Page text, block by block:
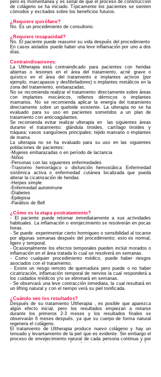
pero es momentánea y es señal de que el proceso de construcción
de colágeno se ha iniciado. Típicamente los pacientes se sienten
cómodos y excitados sobre los beneficios futuros.
¿Requiere quirófano?
No. Es un procedimiento de consultorio.
¿Requiere incapacidad?
No. El paciente puede reasumir su vida después del procedimiento
En casos aislados puede haber una leve inflamación por uno a dos
días.
Contraindicaciones:
La Ultherapia está contraindicado para pacientes con heridas
abiertas o lesiones en el área del tratamiento, acné grave o
quístico en el área del tratamiento e implantes activos (por
ejemplo, marcapasos y desfibriladores) o implantes metálicos en la
zona del tratamiento, embarazadas,
No se recomienda realizar el tratamiento directamente sobre áreas
con implantes mecánicos, rellenos dérmicos o implantes
mamarios. No se recomienda aplicar la energía del tratamiento
directamente sobre un queloide existente. La ulterapia no se ha
evaluado para su uso en pacientes sometidos a un plan de
tratamiento con anticoagulantes.
Se recomienda evitar realizar ulterapia en las siguientes áreas
durante el tratamiento: glándula tiroides, cartílago tiroides y
tráquea; vasos sanguíneos principales; tejido mamario o implantes
de mama.
La ulterapia no se ha evaluado para su uso en las siguientes
poblaciones de pacientes:
-Mujeres embarazadas o en período de lactancia
-Niños
-Personas con las siguientes enfermedades
-Trastorno hemorrágico o disfunción hemostática Enfermedad
sistémica activa o enfermedad cutánea localizada que pueda
alterar la cicatrización de heridas
-Herpes simple
-Enfermedad autoinmune
-Diabetes
-Epilepsia
-Parálisis de Bell
¿Cómo es la etapa postratamiento?
- El paciente puede retornar inmediatamente a sus actividades
habituales. La inflamación o enrojecimiento se resolverán en pocas
horas.
- Se puede experimentar cierto hormigueo o sensibilidad al tocarse
por algunas semanas después del procedimiento; esto es normal,
ligero y temporal.
- Ocasionalmente los efectos temporales pueden incluir morados o
inflamación en el área tratada lo cual se resolverá en semanas.
- Como cualquier procedimiento médico, puede haber riesgos
asociados con el tratamiento.
- Existe un riesgo remoto de quemadura pero puede o no haber
cicatrización, inflamación temporal de nervios la cual responderá a
los cuidados médicos y/o se eliminará en semanas.
- Se observará una leve contracción inmediata, la cual resultará en
un lifting natural y con el tiempo verá su piel tonificada.
¿Cuándo veo los resultados?
Después de su tratamiento Ultherapia , es posible que aparezca
algún efecto inicial, pero los resultados empiezan a notarse
durante los primeros 2-3 meses y los resultados finales se
observarán 6 meses después, ya que su cuerpo de forma natural
regenera el colágeno.
El tratamiento de Ultherapia produce nuevo colágeno y hay un
tensado y levantamiento de la piel que es evidente. Sin embargo el
proceso de envejecimiento natural de cada persona continua y por
esto es importante acompañar el tratamiento con otros cuidados